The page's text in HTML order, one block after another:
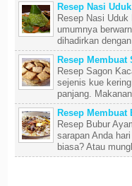
Resep Nasi
Resep Nasi
umumnya
dihadirkan
Resep
Resep Sagon
sejenis kue
panjang.
Resep
Resep Bubur
sarapan Anda
biasa? Atau